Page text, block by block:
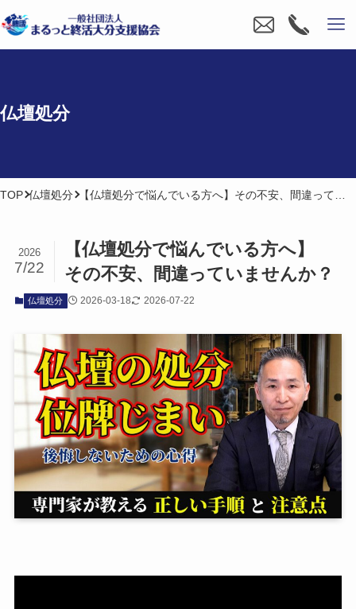
仏壇処分
TOP 仏壇処分
【仏壇処分で​悩んでいる​方​へ​】​
その​不安、​間違っていませんか？
2026
7/22
仏壇処分 2026-03-18 2026-07-22